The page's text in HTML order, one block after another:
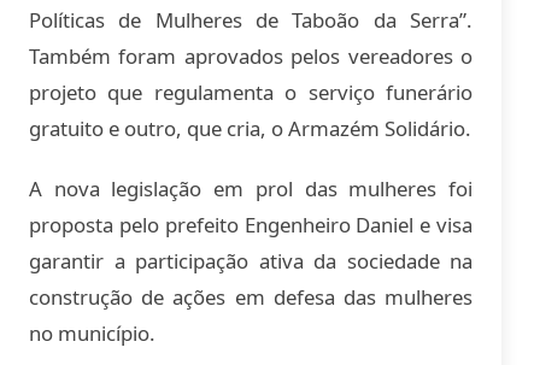
Políticas de Mulheres de Taboão da Serra”.
Também foram aprovados pelos vereadores o
projeto que regulamenta o serviço funerário
gratuito e outro, que cria, o Armazém Solidário.
A nova legislação em prol das mulheres foi
proposta pelo prefeito Engenheiro Daniel e visa
garantir a participação ativa da sociedade na
construção de ações em defesa das mulheres
no município.